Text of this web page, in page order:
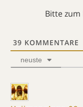
Bitte
39 KOMMENTARE
neuste